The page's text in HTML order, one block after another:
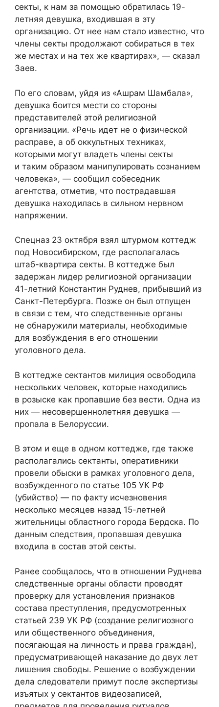
секты, к нам за помощью обратилась 19-
летняя девушка, входившая в эту
организацию. От нее нам стало известно, что
члены секты продолжают собираться в тех
же местах и на тех же квартирах», — сказал
Заев.
По его словам, уйдя из «Ашрам Шамбала»,
девушка боится мести со стороны
представителей этой религиозной
организации. «Речь идет не о физической
расправе, а об оккультных техниках,
которыми могут владеть члены секты
и таким образом манипулировать сознанием
человека», — сообщил собеседник
агентства, отметив, что пострадавшая
девушка находилась в сильном нервном
напряжении.
Спецназ 23 октября взял штурмом коттедж
под Новосибирском, где располагалась
штаб-квартира секты. В коттедже был
задержан лидер религиозной организации
41-летний Константин Руднев, прибывший из
Санкт-Петербурга. Позже он был отпущен
в связи с тем, что следственные органы
не обнаружили материалы, необходимые
для возбуждения в его отношении
уголовного дела.
В коттедже сектантов милиция освободила
нескольких человек, которые находились
в розыске как пропавшие без вести. Одна из
них — несовершеннолетняя девушка —
пропала в Белоруссии.
В этом и еще в одном коттедже, где также
располагались сектанты, оперативники
провели обыски в рамках уголовного дела,
возбужденного по статье 105 УК РФ
(убийство) — по факту исчезновения
несколько месяцев назад 15-летней
жительницы областного города Бердска. По
данным следствия, пропавшая девушка
входила в состав этой секты.
Ранее сообщалось, что в отношении Руднева
следственные органы области проводят
проверку для установления признаков
состава преступления, предусмотренных
статьей 239 УК РФ (создание религиозного
или общественного объединения,
посягающая на личность и права граждан),
предусматривающей наказание до двух лет
лишения свободы. Решение о возбуждении
дела следователи примут после экспертизы
изъятых у сектантов видеозаписей,